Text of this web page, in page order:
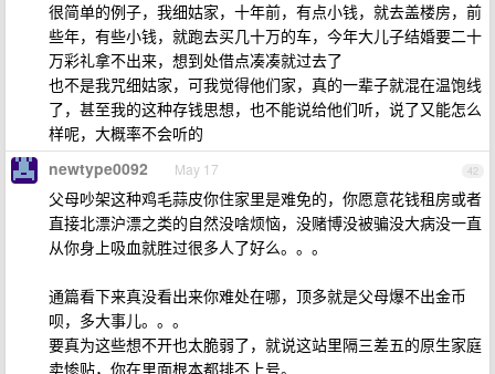
很简单的例子，我细姑家，十年前，有点小钱，就去盖楼房，前
些年，有些小钱，就跑去买几十万的车，今年大儿子结婚要二十
万彩礼拿不出来，想到处借点凑凑就过去了
也不是我咒细姑家，可我觉得他们家，真的一辈子就混在温饱线
了，甚至我的这种存钱思想，也不能说给他们听，说了又能怎么
样呢，大概率不会听的
42
newtype0092 May 17
父母吵架这种鸡毛蒜皮你住家里是难免的，你愿意花钱租房或者
直接北漂沪漂之类的自然没啥烦恼，没赌博没被骗没大病没一直
从你身上吸血就胜过很多人了好么。。。
通篇看下来真没看出来你难处在哪，顶多就是父母爆不出金币
呗，多大事儿。。。
要真为这些想不开也太脆弱了，就说这站里隔三差五的原生家庭
卖惨贴，你在里面根本都排不上号。